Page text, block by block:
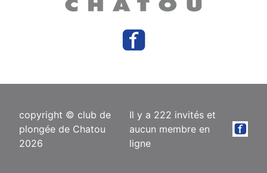
copyright © club de
plongée de Chatou
2026
Il y a 222 invités et
aucun membre en
ligne